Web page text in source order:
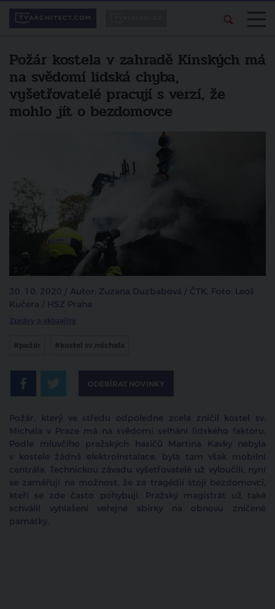
Požár kostela v zahradě Kinských má
na svědomí lidská chyba,
vyšetřovatelé pracují s verzí, že
mohlo jít o bezdomovce
30. 10. 2020 / Autor: Zuzana Duzbabová / ČTK, Foto: Leoš
Kučera / HSZ Praha
Zprávy a aktuality
#požár #kostel sv.michala
ODEBÍRAT NOVINKY
Požár, který ve středu odpoledne zcela zničil kostel sv.
Michala v Praze má na svědomí selhání lidského faktoru.
Podle mluvčího pražských hasičů Martina Kavky nebyla
v kostele žádná elektroinstalace, byla tam však mobilní
centrála. Technickou závadu vyšetřovatelé už vyloučili, nyní
se zaměřují na možnost, že za tragédií stojí bezdomovci,
kteří se zde často pohybují. Pražský magistrát už také
schválil vyhlášení veřejné sbírky na obnovu zničené
památky.